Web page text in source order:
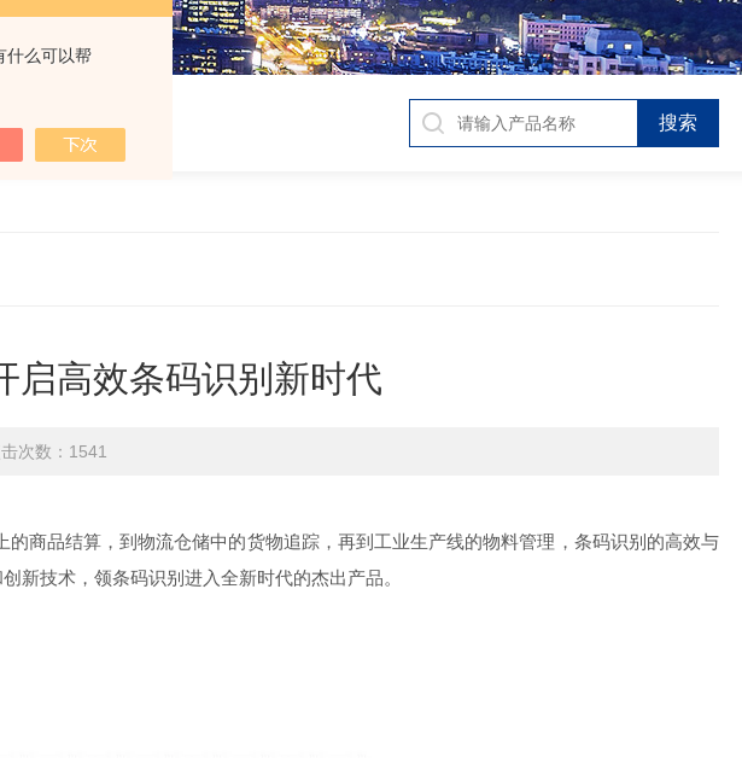
什么可以帮
启高效条码识别新时代
次数：1541
品结算，到物流仓储中的货物追踪，再到工业生产线的物料管理，条码识别的高效与
新技术，领条码识别进入全新时代的杰出产品。